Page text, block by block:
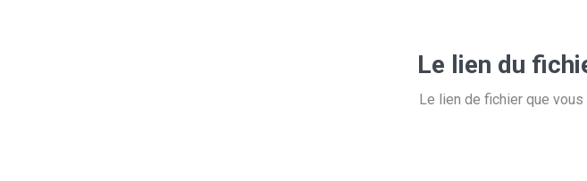
Le lien du
Le lien de fichier que